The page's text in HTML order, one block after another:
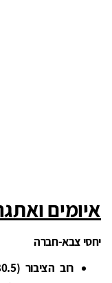
איומים
יחסי צבא-חברה